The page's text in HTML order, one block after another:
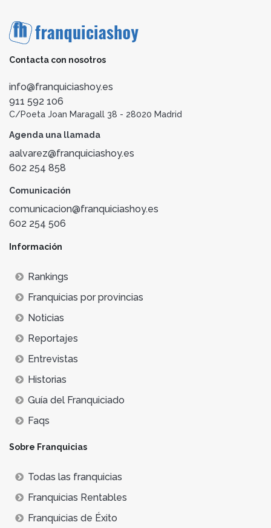
Contacta con nosotros
info@franquiciashoy.es
911 592 106
C/Poeta Joan Maragall 38 - 28020 Madrid
Agenda una llamada
aalvarez@franquiciashoy.es
602 254 858
Comunicación
comunicacion@franquiciashoy.es
602 254 506
Información
Rankings
Franquicias por provincias
Noticias
Reportajes
Entrevistas
Historias
Guía del Franquiciado
Faqs
Sobre Franquicias
Todas las franquicias
Franquicias Rentables
Franquicias de Éxito